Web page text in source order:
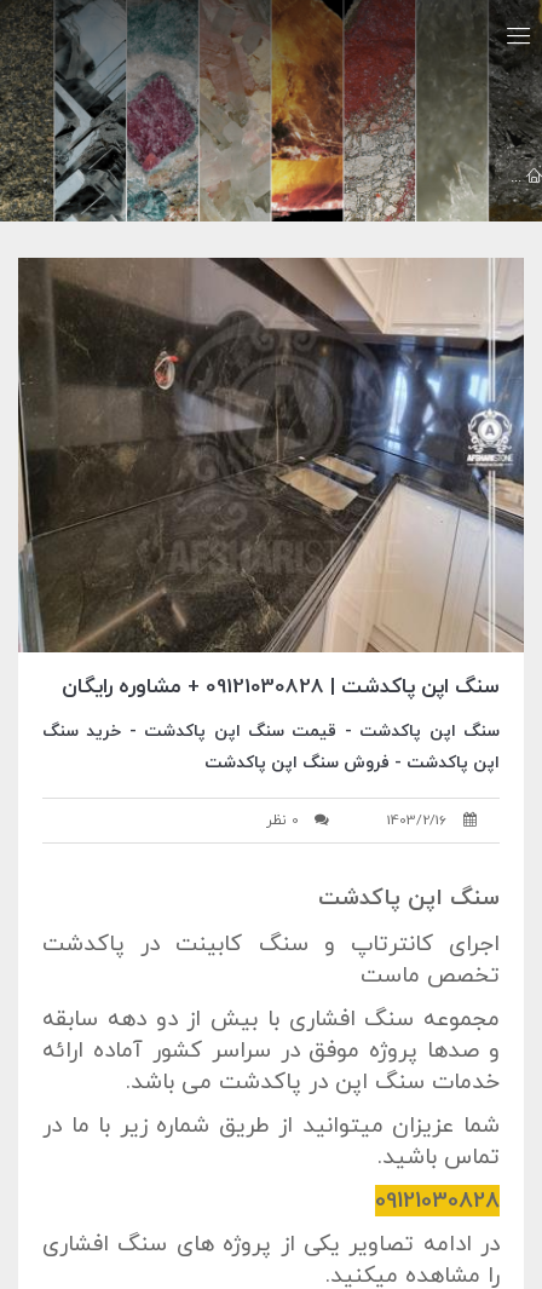
معرفي سايت ها سنگ اپن پاکدشت سنگ اپن پاکدشت | 09121030828 + مشاوره رایگان
سنگ اپن پاکدشت | 09121030828 + مشاوره رایگان
سنگ اپن پاکدشت - قیمت سنگ اپن پاکدشت - خرید سنگ
اپن پاکدشت - فروش سنگ اپن پاکدشت
1403/2/16 0 نظر
سنگ اپن پاکدشت
اجرای کانترتاپ و سنگ کابینت در پاکدشت
تخصص ماست
مجموعه سنگ افشاری با بیش از دو دهه سابقه
و صدها پروژه موفق در سراسر کشور آماده ارائه
خدمات سنگ اپن در پاکدشت می باشد.
شما عزیزان میتوانید از طریق شماره زیر با ما در
تماس باشید.
09121030828
در ادامه تصاویر یکی از پروژه های سنگ افشاری
را مشاهده میکنید.